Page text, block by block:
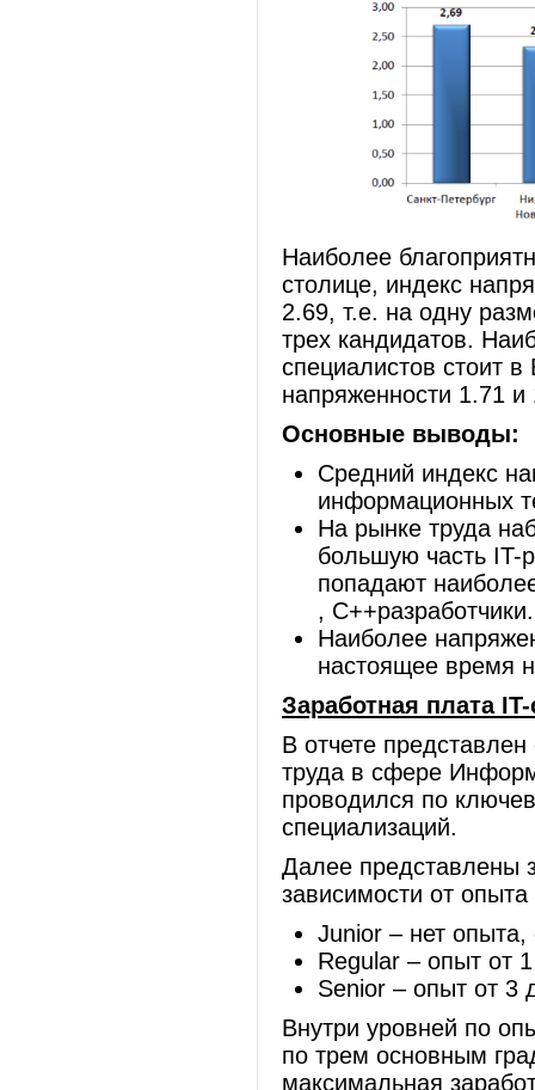
Наиболее
столице, индекс
2.69, т.е. на одну
трех кандидатов.
специалистов стоит
напряженности 1.71
Основные выводы:
Средний индекс
информационных
На рынке труда
большую часть IT-
попадают
, C++разработчики.
Наиболее
настоящее время
Заработная плата
В отчете
труда в сфере
проводился по
специализаций.
Далее представлены
зависимости от
Junior – нет
Regular – опыт от
Senior – опыт от 3
Внутри уровней по
по трем основным
максимальная